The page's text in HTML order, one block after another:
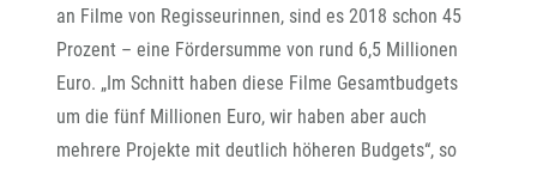
an Filme von Regisseurinnen, sind es 2018 schon 45
Prozent – eine Fördersumme von rund 6,5 Millionen
Euro. „Im Schnitt haben diese Filme Gesamtbudgets
um die fünf Millionen Euro, wir haben aber auch
mehrere Projekte mit deutlich höheren Budgets“, so